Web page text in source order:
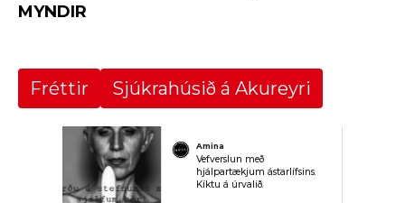
MYNDIR
Fréttir Sjúkrahúsið á Akureyri